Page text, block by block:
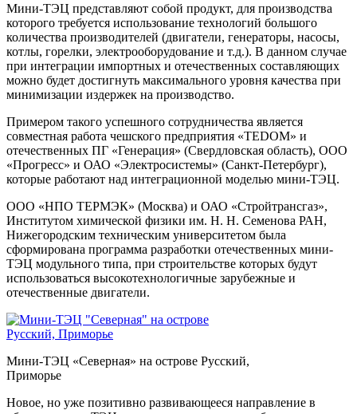
Мини-ТЭЦ представляют собой продукт, для производства
которого требуется использование технологий большого
количества производителей (двигатели, генераторы, насосы,
котлы, горелки, электрооборудование и т.д.). В данном случае
при интеграции импортных и отечественных составляющих
можно будет достигнуть максимального уровня качества при
минимизации издержек на производство.
Примером такого успешного сотрудничества является
совместная работа чешского предприятия «TEDOM» и
отечественных ПГ «Генерация» (Свердловская область), ООО
«Прогресс» и ОАО «Электросистемы» (Санкт-Петербург),
которые работают над интеграционной моделью мини-ТЭЦ.
ООО «НПО ТЕРМЭК» (Москва) и ОАО «Стройтрансгаз»,
Институтом химической физики им. Н. Н. Семенова РАН,
Нижегородским техническим университетом была
сформирована программа разработки отечественных мини-
ТЭЦ модульного типа, при строительстве которых будут
использоваться высокотехнологичные зарубежные и
отечественные двигатели.
Мини-ТЭЦ «Северная» на острове Русский,
Приморье
Новое, но уже позитивно развивающееся направление в